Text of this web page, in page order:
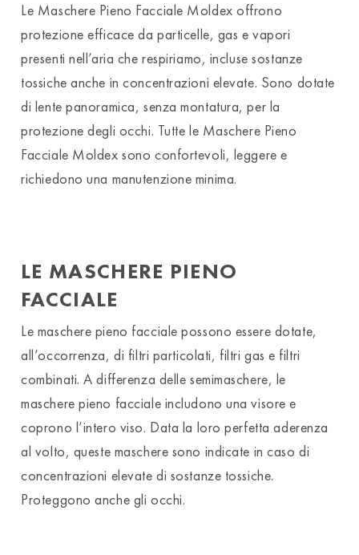
Le Maschere Pieno Facciale Moldex offrono
protezione efficace da particelle, gas e vapori
presenti nell’aria che respiriamo, incluse sostanze
tossiche anche in concentrazioni elevate. Sono dotate
di lente panoramica, senza montatura, per la
protezione degli occhi. Tutte le Maschere Pieno
Facciale Moldex sono confortevoli, leggere e
richiedono una manutenzione minima.
LE MASCHERE PIENO
FACCIALE
Le maschere pieno facciale possono essere dotate,
all’occorrenza, di filtri particolati, filtri gas e filtri
combinati. A differenza delle semimaschere, le
maschere pieno facciale includono una visore e
coprono l’intero viso. Data la loro perfetta aderenza
al volto, queste maschere sono indicate in caso di
concentrazioni elevate di sostanze tossiche.
Proteggono anche gli occhi.